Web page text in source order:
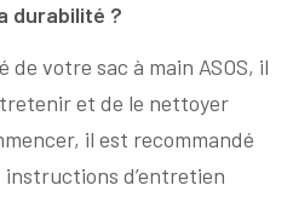
durabilité ?
votre sac à main ASOS, il
et de le nettoyer
il est recommandé
d’entretien